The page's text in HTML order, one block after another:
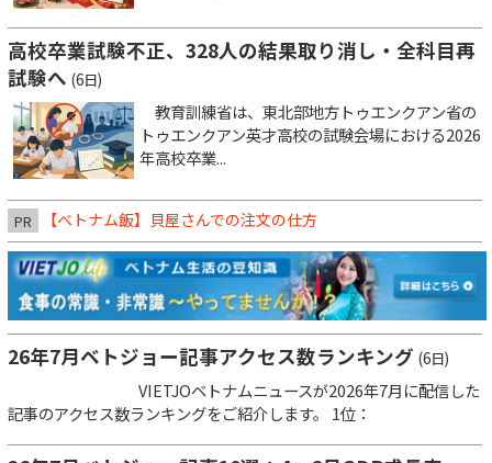
高校卒業試験不正、328人の結果取り消し・全科目再
試験へ (6日)
教育訓練省は、東北部地方トゥエンクアン省の
トゥエンクアン英才高校の試験会場における2026
年高校卒業...
PR 【ベトナム飯】貝屋さんでの注文の仕方
26年7月ベトジョー記事アクセス数ランキング (6日)
VIETJOベトナムニュースが2026年7月に配信した
記事のアクセス数ランキングをご紹介します。 1位：